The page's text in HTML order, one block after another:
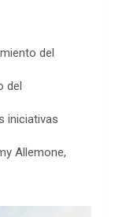
del
del
iniciativas
Allemone,